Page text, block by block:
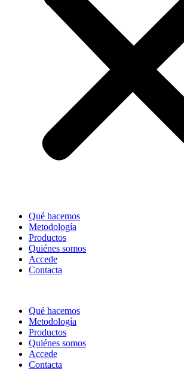
Qué hacemos
Metodología
Productos
Quiénes somos
Accede
Contacta
Qué hacemos
Metodología
Productos
Quiénes somos
Accede
Contacta